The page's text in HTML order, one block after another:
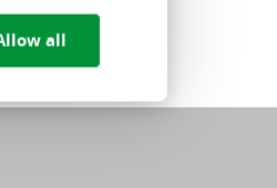
all